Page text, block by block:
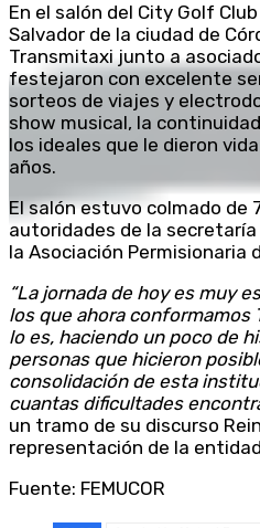
En el salón del City Golf
Salvador de la ciudad de
Transmitaxi junto a
festejaron con excelente
sorteos de viajes y
show musical, la
los ideales que le dieron
años.
El salón estuvo colmado de
autoridades de la
la Asociación Permisionaria
“La jornada de hoy es muy
los que ahora conformamos
lo es, haciendo un poco de
personas que hicieron
consolidación de esta
cuantas dificultades
un tramo de su discurso
representación de la
Fuente: FEMUCOR